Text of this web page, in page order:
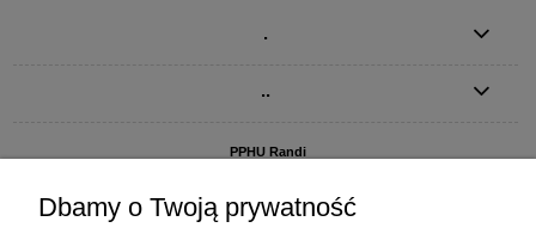
.
..
PPHU Randi
Dbamy o Twoją prywatność